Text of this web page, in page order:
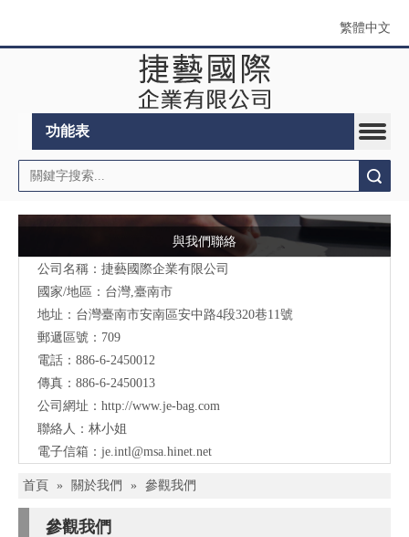
繁體中文
功能表
與我們聯絡
公司名稱：捷藝國際企業有限公司
國家/地區：台灣,臺南市
地址：台灣臺南市安南區安中路4段320巷11號
郵遞區號：709
電話：886-6-2450012
傳真：886-6-2450013
公司網址： http://www.je-bag.com
聯絡人：林小姐
電子信箱： je.intl@msa.hinet.net
首頁 » 關於我們 » 參觀我們
參觀我們